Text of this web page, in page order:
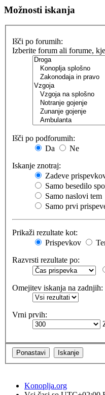
Možnosti iskanja
Išči po forumih:
Izberite forum ali forume,
Išči po podforumih:
Da
Ne
Iskanje znotraj:
Zadeve
Samo besedilo
Samo naslovi tem
Samo prvi
Prikaži rezultate kot:
Prispevkov
Razvrsti rezultate po:
Omejitev iskanja na zadnjih:
Vrni prvih:
Konoplja.org